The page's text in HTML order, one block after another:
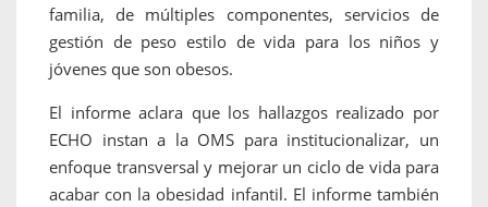
familia, de múltiples componentes, servicios de
gestión de peso estilo de vida para los niños y
jóvenes que son obesos.
El informe aclara que los hallazgos realizado por
ECHO instan a la OMS para institucionalizar, un
enfoque transversal y mejorar un ciclo de vida para
acabar con la obesidad infantil. El informe también